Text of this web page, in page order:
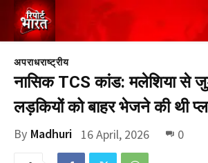
अपराधराष्ट्रीय
नासिक TCS कांड: मलेशिया से
लड़कियों को बाहर भेजने की थी
By Madhuri 16 April, 2026 0